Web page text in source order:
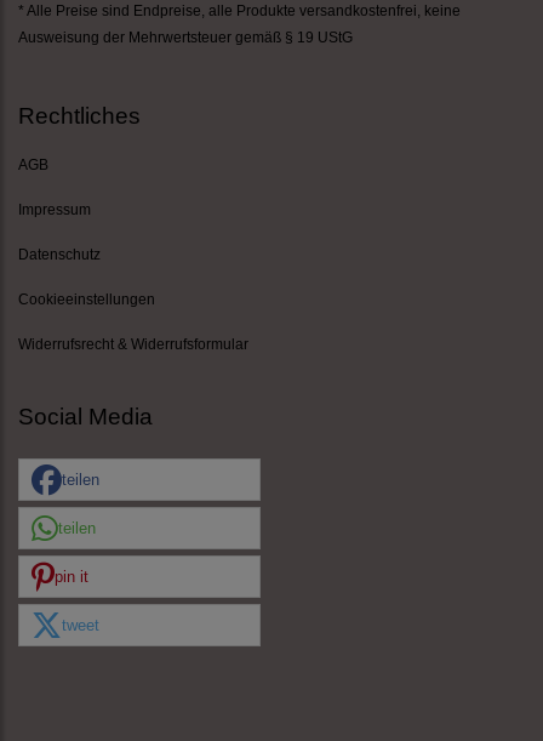
* Alle Preise sind Endpreise, alle Produkte versandkostenfrei , keine
Ausweisung der Mehrwertsteuer gemäß § 19 UStG
Rechtliches
AGB
Impressum
Datenschutz
Cookieeinstellungen
Widerrufsrecht & Widerrufsformular
Social Media
teilen
teilen
pin it
tweet